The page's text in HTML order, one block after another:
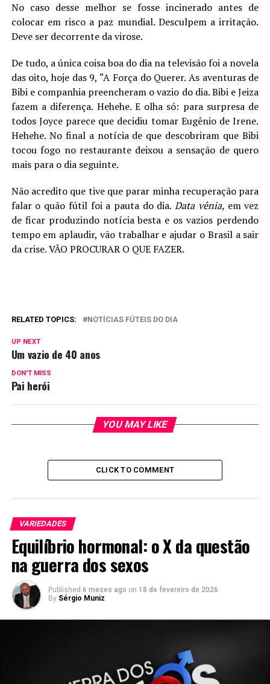
No caso desse melhor se fosse incinerado antes de
colocar em risco a paz mundial. Desculpem a irritação.
Deve ser decorrente da virose.
De tudo, a única coisa boa do dia na televisão foi a novela
das oito, hoje das 9, “A Força do Querer. As aventuras de
Bibi e companhia preencheram o vazio do dia. Bibi e Jeiza
fazem a diferença. Hehehe. E olha só: para surpresa de
todos Joyce parece que decidiu tomar Eugênio de Irene.
Hehehe. No final a notícia de que descobriram que Bibi
tocou fogo no restaurante deixou a sensação de quero
mais para o dia seguinte.
Não acredito que tive que parar minha recuperação para
falar o quão fútil foi a pauta do dia.Data vênia, em vez
de ficar produzindo notícia besta e os vazios perdendo
tempo em aplaudir, vão trabalhar e ajudar o Brasil a sair
da crise.VÃO PROCURAR O QUE FAZER.
RELATED TOPICS: NOTÍCIAS FÚTEIS DO DIA
UP NEXT
Um vazio de 40 anos
DON'T MISS
Pai herói
YOU MAY LIKE
CLICK TO COMMENT
VARIEDADES
Equilíbrio hormonal: o X da questão
na guerra dos sexos
Published 6 meses ago on 18 de fevereiro de 2026
By Sérgio Muniz